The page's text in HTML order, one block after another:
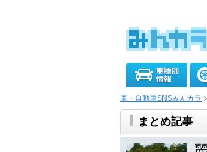
車・自動車SNSみんカラ
まとめ記事